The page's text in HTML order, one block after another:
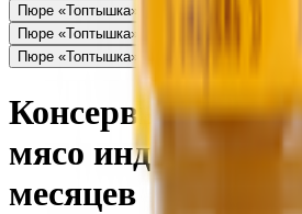
Пюре «Топтышка» морковь с 4 месяцев
Пюре «Топтышка» яблоко-клубника с
Пюре «Топтышка» персик-яблоко-банан с
Консервы
мясо индейки с
месяцев